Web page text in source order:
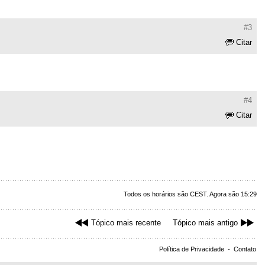
#3
Citar
#4
Citar
Todos os horários são CEST. Agora são 15:29
Tópico mais recente Tópico mais antigo
Política de Privacidade - Contato